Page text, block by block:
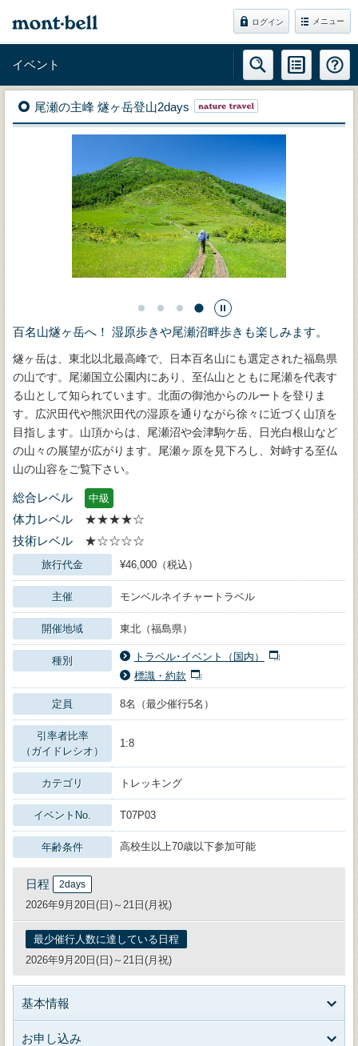
ログイン メニュー
イベント
尾瀬の主峰 燧ヶ岳登山2days
百名山燧ヶ岳へ！ 湿原歩きや尾瀬沼畔歩きも楽しみます。
燧ヶ岳は、東北以北最高峰で、日本百名山にも選定された福島県
の山です。尾瀬国立公園内にあり、至仏山とともに尾瀬を代表す
る山として知られています。北面の御池からのルートを登りま
す。広沢田代や熊沢田代の湿原を通りながら徐々に近づく山頂を
目指します。山頂からは、尾瀬沼や会津駒ケ岳、日光白根山など
の山々の展望が広がります。尾瀬ヶ原を見下ろし、対峙する至仏
山の山容をご覧下さい。
総合レベル 中級
体力レベル
★★★★☆
技術レベル
★☆☆☆☆
旅行代金 ¥46,000（税込）
主催 モンベルネイチャートラベル
開催地域 東北（福島県）
種別
トラベル･イベント（国内）
標識・約款
定員 8名（最少催行5名）
引率者比率
（ガイドレシオ）
1:8
カテゴリ トレッキング
イベントNo. T07P03
年齢条件 高校生以上70歳以下参加可能
日程 2days
2026年9月20日(日)～21日(月祝)
最少催行人数に達している日程
2026年9月20日(日)～21日(月祝)
基本情報
お申し込み